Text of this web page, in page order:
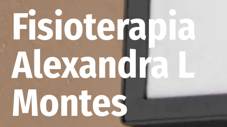
Fisioterapia
Alexandra L
Montes